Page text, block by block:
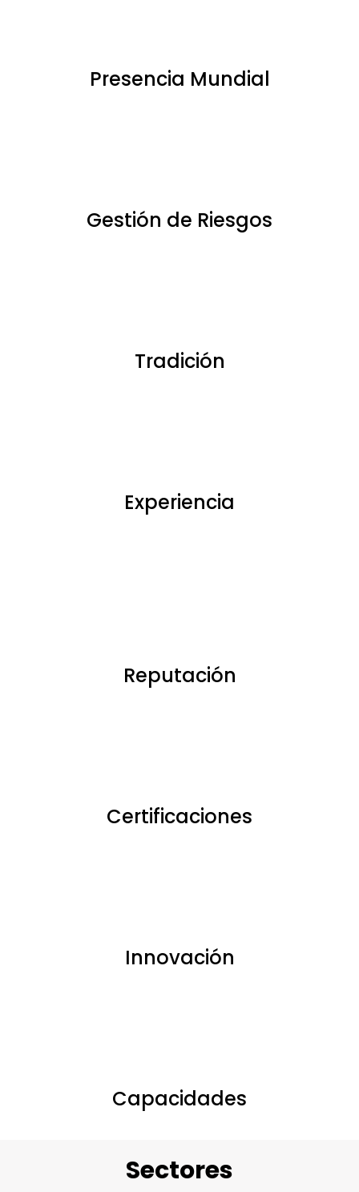
Presencia Mundial
Gestión de Riesgos
Tradición
Experiencia
Reputación
Certificaciones
Innovación
Capacidades
Sectores